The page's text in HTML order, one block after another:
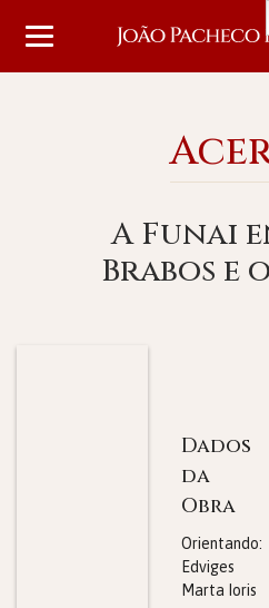
A Funai
Brabos e
Dados
da
Obra
Orientando:
Edviges
Marta Ioris